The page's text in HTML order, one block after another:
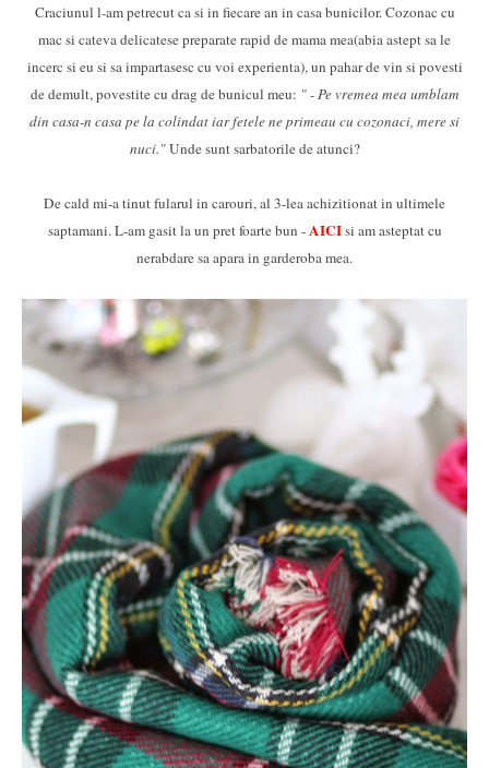
Craciunul l-am petrecut ca si in fiecare an in casa bunicilor. Cozonac cu
mac si cateva delicatese preparate rapid de mama mea(abia astept sa le
incerc si eu si sa impartasesc cu voi experienta), un pahar de vin si povesti
de demult, povestite cu drag de bunicul meu: " - Pe vremea mea umblam
din casa-n casa pe la colindat iar fetele ne primeau cu cozonaci, mere si
nuci."Unde sunt sarbatorile de atunci?
De cald mi-a tinut fularul in carouri, al 3-lea achizitionat in ultimele
saptamani. L-am gasit la un pret foarte bun -AICIsi am asteptat cu
nerabdare sa apara in garderoba mea.